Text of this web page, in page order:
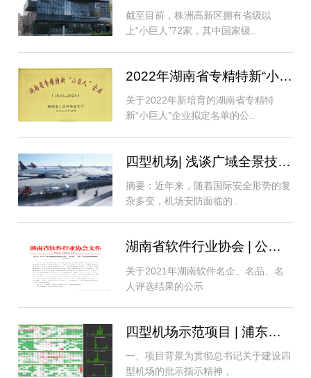
截至目前，株洲高新区拥有省级以
上“小巨人”72家，其中国家级..
2022年湖南省专精特新“小巨人”企业名单
关于2022年新培育的湖南省专精特
新“小巨人”企业拟定名单的公..
四型机场| 浅谈广域全景技术在机场围界安..
摘要：近年来，随着国际安全形势的复
杂多变，机场安防面临的..
湖南省软件行业协会 | 公示关于2021年湖南..
关于2021年湖南软件名企、名品、名
人评选结果的公示
四型机场示范项目 | 浦东机场围界广域全
一、项目背景为贯彻总书记关于建设四
型机场的批示指示精神，